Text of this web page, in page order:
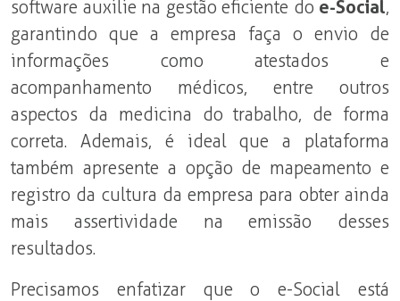
software auxilie na gestão eficiente do e-Social,
garantindo que a empresa faça o envio de
informações como atestados e
acompanhamento médicos, entre outros
aspectos da medicina do trabalho, de forma
correta. Ademais, é ideal que a plataforma
também apresente a opção de mapeamento e
registro da cultura da empresa para obter ainda
mais assertividade na emissão desses
resultados.
Precisamos enfatizar que o e-Social está